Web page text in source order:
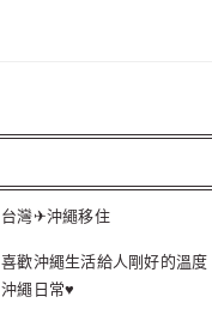
台灣✈沖繩移住
喜歡沖繩生活給人剛好的溫
沖繩日常♥